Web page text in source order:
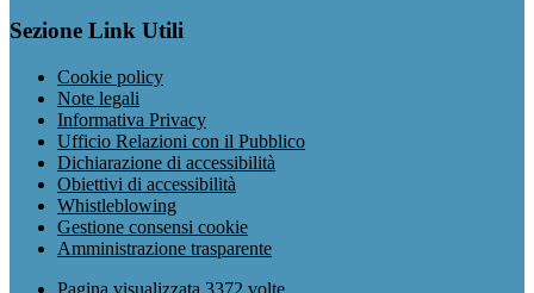
Sezione Link Utili
Cookie policy
Note legali
Informativa Privacy
Ufficio Relazioni con il Pubblico
Dichiarazione di accessibilità
Obiettivi di accessibilità
Whistleblowing
Gestione consensi cookie
Amministrazione trasparente
Pagina visualizzata 3372 volte